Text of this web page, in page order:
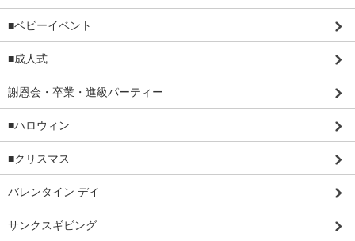
■ベビーイベント
■成人式
謝恩会・卒業・進級パーティー
■ハロウィン
■クリスマス
バレンタイン デイ
サンクスギビング